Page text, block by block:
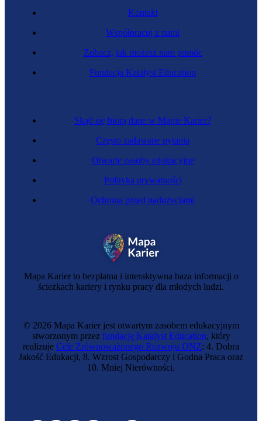
Mapa Karier to bezpłatna i interaktywna baza informacji o
ścieżkach kariery i rynku pracy dla młodych ludzi.
Skąd się biorą dane w Mapie Karier?
Często zadawane pytania
Otwarte zasoby edukacyjne
Polityka prywatności
Ochrona przed nadużyciami
Kontakt
Współpracuj z nami
Zobacz, jak możesz nam pomóc
Fundacja Katalyst Education
© 2026 Mapa Karier jest otwartym zasobem edukacyjnym
stworzonym przez fundację Katalyst Education, który
realizuje Cele Zrównoważonego Rozwoju ONZ: 4. Dobra
Jakość Edukacji, 8. Wzrost Gospodarczy i Godna Praca oraz
10. Mniej Nierówności.